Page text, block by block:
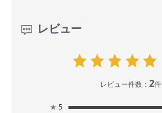
レビュー
レビュー件数：2件
★ 5